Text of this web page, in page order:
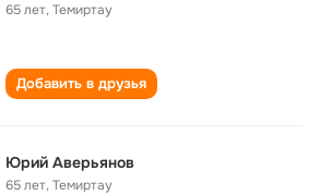
65 лет,Темиртау
Добавить в друзья
Юрий Аверьянов
65 лет,Темиртау